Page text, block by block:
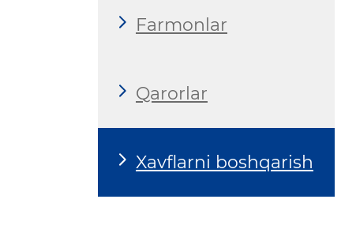
Farmonlar
Qarorlar
Xavflarni boshqarish